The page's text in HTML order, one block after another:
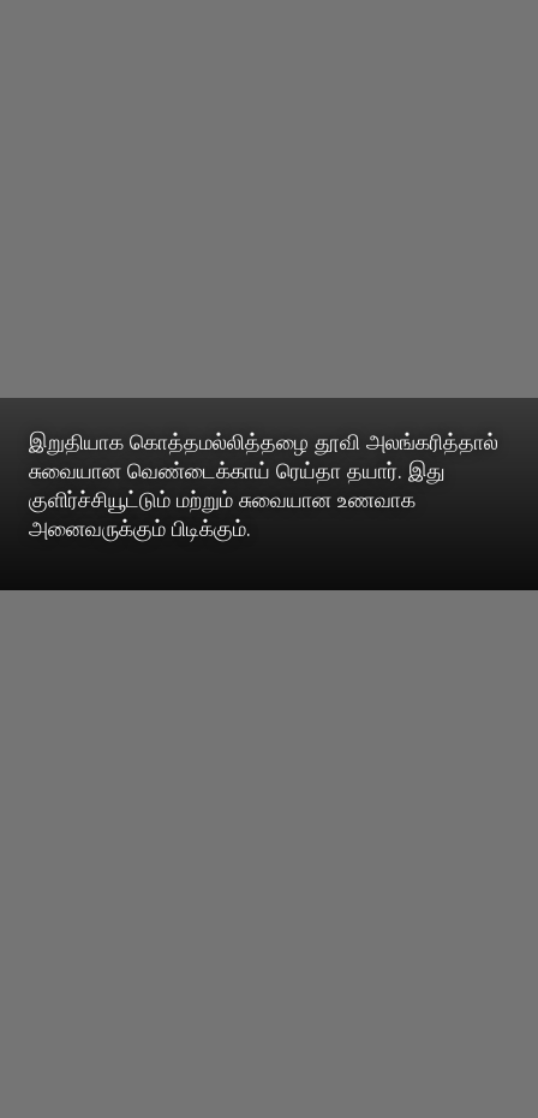
இறுதியாக கொத்தமல்லித்தழை தூவி அலங்கரித்தால்
சுவையான வெண்டைக்காய் ரெய்தா தயார். இது
குளிர்ச்சியூட்டும் மற்றும் சுவையான உணவாக
அனைவருக்கும் பிடிக்கும்.